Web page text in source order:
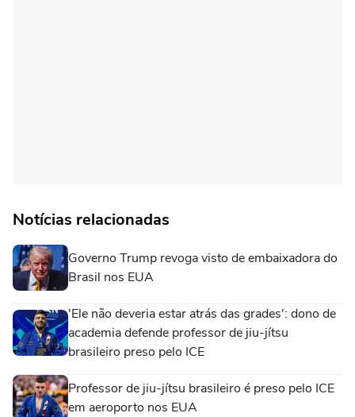
Notícias relacionadas
Governo Trump revoga visto de embaixadora do
Brasil nos EUA
'Ele não deveria estar atrás das grades': dono de
academia defende professor de jiu-jítsu
brasileiro preso pelo ICE
Professor de jiu-jítsu brasileiro é preso pelo ICE
em aeroporto nos EUA